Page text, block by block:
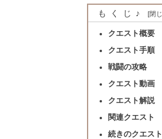
もくじ♪
クエスト概要
クエスト手順
戦闘の攻略
クエスト動画
クエスト解説
関連クエスト
続きのクエスト